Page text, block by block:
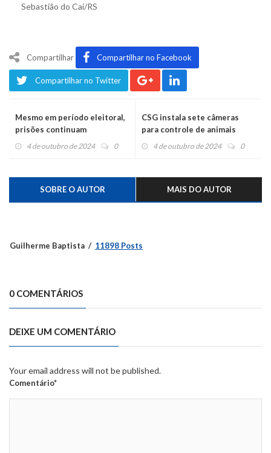
Sebastião do Caí/RS
Compartilhar Compartilhar no Facebook
Compartilhar no Twitter
Mesmo em período eleitoral,
prisões continuam
4 de outubro de 2024 0
CSG instala sete câmeras
para controle de animais
silvestres em rodovias entre
4 de outubro de 2024 0
SOBRE O AUTOR MAIS DO AUTOR
Guilherme Baptista 11898 Posts
0 COMENTÁRIOS
DEIXE UM COMENTÁRIO
Your email address will not be published.
Comentário*